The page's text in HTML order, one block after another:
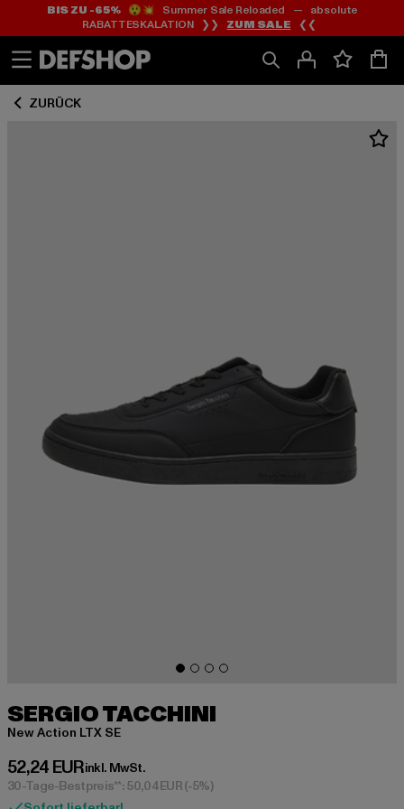
Zum
Inhalt
springen
Zum
Fußzeile
springen
BIS ZU -65%😲💥 Summer Sale Reloaded — absolute
RABATTESKALATION ❯❯ ZUM SALE ❮❮
ZURÜCK
SERGIO TACCHINI
New Action LTX SE
52,24 EUR
Derzeitiger Preis: 52,24 EUR
inkl. MwSt.
30-Tage-Bestpreis**: 50,04 EUR(-5%)